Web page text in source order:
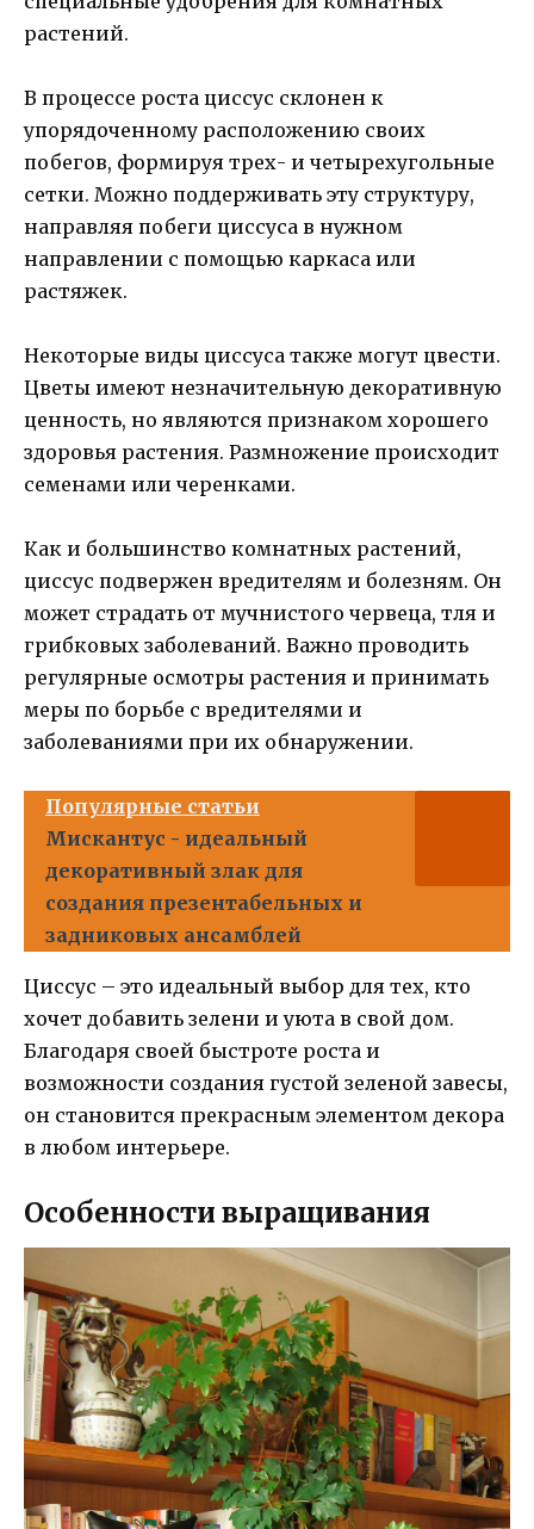
растений.
В процессе роста циссус склонен к
упорядоченному расположению своих
побегов, формируя трех- и четырехугольные
сетки. Можно поддерживать эту структуру,
направляя побеги циссуса в нужном
направлении с помощью каркаса или
растяжек.
Некоторые виды циссуса также могут цвести.
Цветы имеют незначительную декоративную
ценность, но являются признаком хорошего
здоровья растения. Размножение происходит
семенами или черенками.
Как и большинство комнатных растений,
циссус подвержен вредителям и болезням. Он
может страдать от мучнистого червеца, тля и
грибковых заболеваний. Важно проводить
регулярные осмотры растения и принимать
меры по борьбе с вредителями и
заболеваниями при их обнаружении.
Популярные статьи
Мискантус - идеальный
декоративный злак для
создания презентабельных и
задниковых ансамблей
Циссус – это идеальный выбор для тех, кто
хочет добавить зелени и уюта в свой дом.
Благодаря своей быстроте роста и
возможности создания густой зеленой завесы,
он становится прекрасным элементом декора
в любом интерьере.
Особенности выращивания